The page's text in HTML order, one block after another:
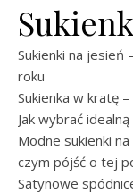
Sukienki na
roku
Sukienka w kratę
Jak wybrać
Modne sukienki
czym pójść o tej
Satynowe